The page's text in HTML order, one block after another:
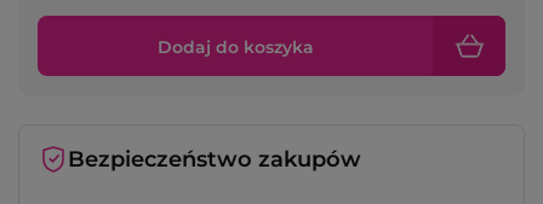
Dodaj do koszyka
Bezpieczeństwo zakupów